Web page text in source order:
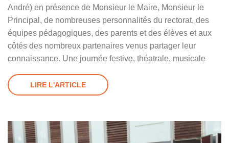
André) en présence de Monsieur le Maire, Monsieur le
Principal, de nombreuses personnalités du rectorat, des
équipes pédagogiques, des parents et des élèves et aux
côtés des nombreux partenaires venus partager leur
connaissance. Une journée festive, théatrale, musicale
LIRE L'ARTICLE